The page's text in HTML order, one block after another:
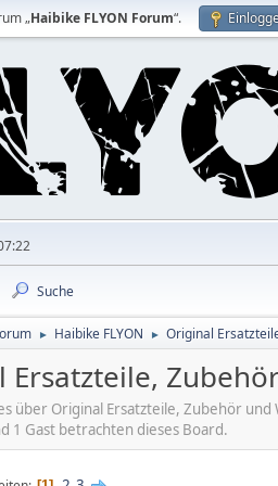
„Haibike FLYON Forum“.
Suche
► Haibike FLYON ► Original
Ersatzteile,
über Original Ersatzteile, Zubehör und
1 Gast betrachten dieses Board.